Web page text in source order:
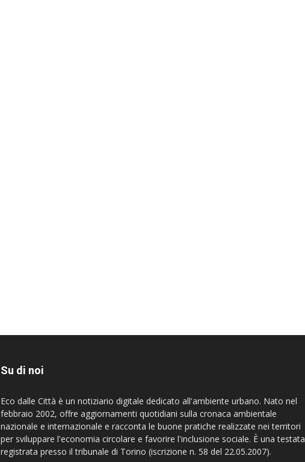
Su di noi
Eco dalle Città è un notiziario digitale dedicato all'ambiente urbano. Nato nel
febbraio 2002, offre aggiornamenti quotidiani sulla cronaca ambientale
nazionale e internazionale e racconta le buone pratiche realizzate nei territori
per sviluppare l'economia circolare e favorire l'inclusione sociale. È una testata
registrata presso il tribunale di Torino (iscrizione n. 58 del 22.05.2007).